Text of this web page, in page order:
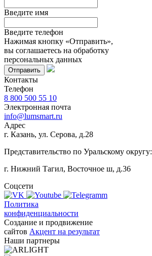
Введите имя
Введите телефон
Нажимая кнопку «Отправить»,
вы соглашаетесь на обработку
персональных данных
Контакты
Телефон
8 800 500 55 10
Электронная почта
info@lumsmart.ru
Адрес
г. Казань, ул. Серова, д.28
Представительство по Уральскому округу:
г. Нижний Тагил, Восточное ш, д.36
Соцсети
Политика
конфиденциальности
Создание и продвижение
сайтов Акцент на результат
Наши партнеры